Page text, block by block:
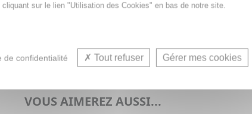
VOUS AIMEREZ AUSSI...
sur le lien "Utilisation des Cookies" en bas de notre site.
de confidentialité Tout refuser Gérer mes cookies